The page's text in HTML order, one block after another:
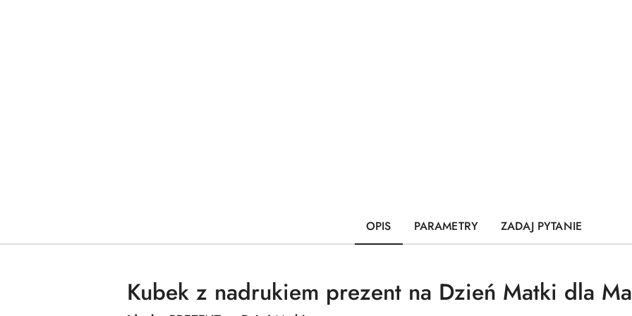
OPIS PARAMETRY ZADAJ PYTANIE
Kubek z nadrukiem prezent na Dzień Matki dla